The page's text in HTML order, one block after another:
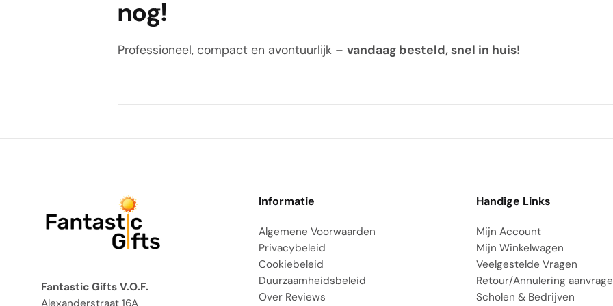
nog!
Professioneel, compact en avontuurlijk – vandaag besteld, snel in huis!
Fantastic Gifts V.O.F.
Informatie
Algemene Voorwaarden
Privacybeleid
Cookiebeleid
Duurzaamheidsbeleid
Over Reviews
Handige Links
Mijn Account
Mijn Winkelwagen
Veelgestelde Vragen
Retour/Annulering
Scholen & Bedrijven